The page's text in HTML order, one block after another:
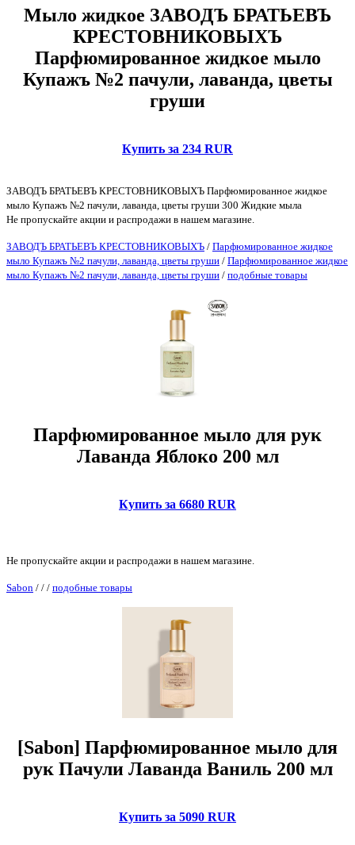
Мыло жидкое ЗАВОДЪ БРАТЬЕВЪ
КРЕСТОВНИКОВЫХЪ
Парфюмированное жидкое мыло
Купажъ №2 пачули, лаванда, цветы
груши
Купить за 234 RUR
ЗАВОДЪ БРАТЬЕВЪ КРЕСТОВНИКОВЫХЪ Парфюмированное жидкое
мыло Купажъ №2 пачули, лаванда, цветы груши 300 Жидкие мыла
Не пропускайте акции и распродажи в нашем магазине.
ЗАВОДЪ БРАТЬЕВЪ КРЕСТОВНИКОВЫХЪ / Парфюмированное жидкое
мыло Купажъ №2 пачули, лаванда, цветы груши / Парфюмированное жидкое
мыло Купажъ №2 пачули, лаванда, цветы груши / подобные товары
Парфюмированное мыло для рук
Лаванда Яблоко 200 мл
Купить за 6680 RUR
Не пропускайте акции и распродажи в нашем магазине.
Sabon / / / подобные товары
[Sabon] Парфюмированное мыло для
рук Пачули Лаванда Ваниль 200 мл
Купить за 5090 RUR